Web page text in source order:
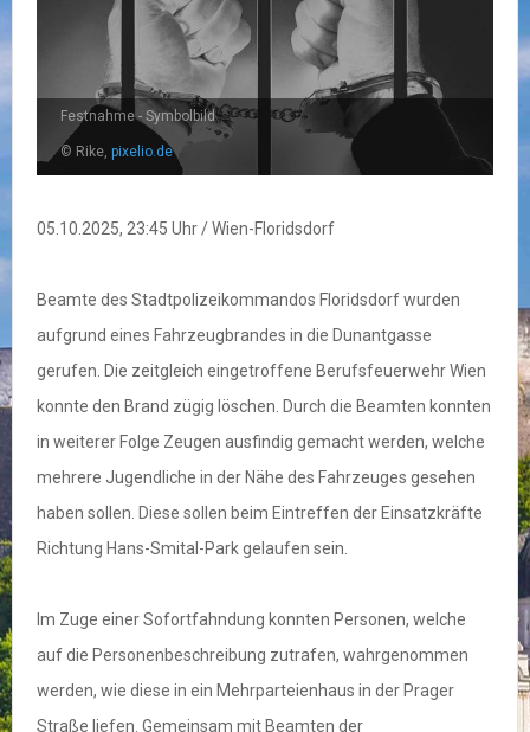
Festnahme - Symbolbild
© Rike, pixelio.de
05.10.2025, 23:45 Uhr / Wien-Floridsdorf
Beamte des Stadtpolizeikommandos Floridsdorf wurden
aufgrund eines Fahrzeugbrandes in die Dunantgasse
gerufen. Die zeitgleich eingetroffene Berufsfeuerwehr Wien
konnte den Brand zügig löschen. Durch die Beamten konnten
in weiterer Folge Zeugen ausfindig gemacht werden, welche
mehrere Jugendliche in der Nähe des Fahrzeuges gesehen
haben sollen. Diese sollen beim Eintreffen der Einsatzkräfte
Richtung Hans-Smital-Park gelaufen sein.
Im Zuge einer Sofortfahndung konnten Personen, welche
auf die Personenbeschreibung zutrafen, wahrgenommen
werden, wie diese in ein Mehrparteienhaus in der Prager
Straße liefen. Gemeinsam mit Beamten der